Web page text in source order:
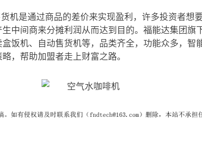
机是通过商品的差价来实现盈利，许多投资者想
中间商来分摊利润从而达到目的。福能达集团旗
饭机、自动售货机等，品类齐全，功能众多，智
，帮助加盟者走上财富之路。